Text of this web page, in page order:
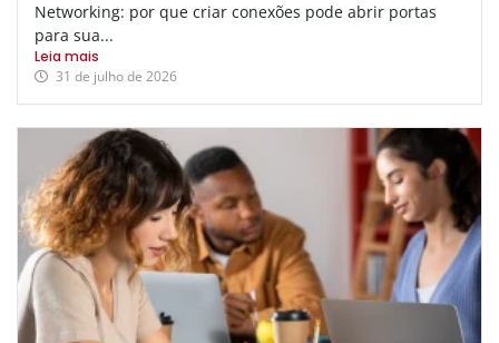
Networking: por que criar conexões pode abrir portas
para sua...
Leia mais
31 de julho de 2026